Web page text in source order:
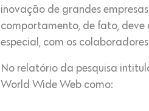
inovação de grandes
comportamento, de fato, deve
especial, com os
No relatório da pesquisa
World Wide Web como: